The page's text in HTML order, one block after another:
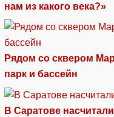
нам из какого века?»
Рядом со сквером
парк и бассейн
В Саратове